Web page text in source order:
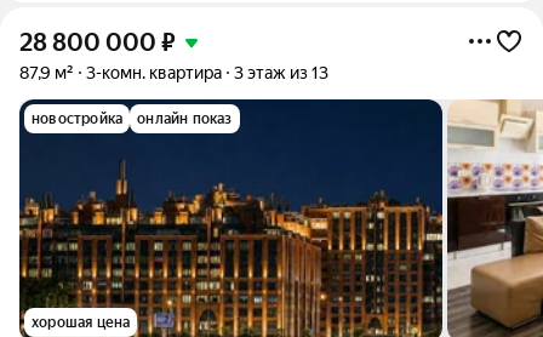
28 800 000 ₽
87,9 м² 3-комн. квартира 3 этаж из 13
новостройка онлайн показ
хорошая цена